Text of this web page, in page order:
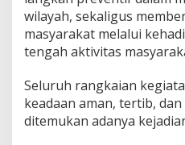
wilayah, sekaligus
masyarakat melalui
tengah aktivitas
Seluruh rangkaian
keadaan aman, tertib,
ditemukan adanya